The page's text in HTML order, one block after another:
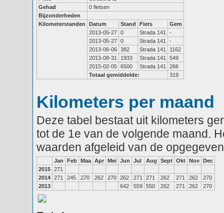
Gehad
0 fietsen
Bijzonderheden
Kilometerstanden
Datum Stand Fiets
Gem
2013-05-27 0 Strada 141
-
2013-05-27 0 Strada 141
-
2013-06-06 382 Strada 141
1162
2013-08-31
1933 Strada 141
549
2015-02-05 6500 Strada 141
266
Totaal gemiddelde:
319
Kilometers per maand
Deze tabel bestaat uit kilometers
tot de 1e van de volgende maand.
waarden afgeleid van de
Jan Feb Maa Apr Mei Jun Jul Aug Sept Okt Nov Dec
2015 271
2014 271 245 270 262 270 262 271 271 262 271 262
270
2013
642 559 550 262 271 262 270